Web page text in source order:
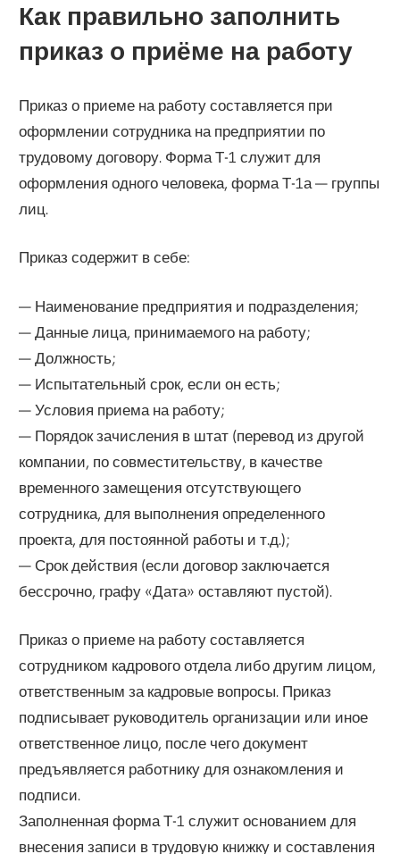
Как правильно заполнить
приказ о приёме на работу
Приказ о приеме на работу составляется при
оформлении сотрудника на предприятии по
трудовому договору. Форма Т-1 служит для
оформления одного человека, форма Т-1а — группы
лиц.
Приказ содержит в себе:
— Наименование предприятия и подразделения;
— Данные лица, принимаемого на работу;
— Должность;
— Испытательный срок, если он есть;
— Условия приема на работу;
— Порядок зачисления в штат (перевод из другой
компании, по совместительству, в качестве
временного замещения отсутствующего
сотрудника, для выполнения определенного
проекта, для постоянной работы и т.д.);
— Срок действия (если договор заключается
бессрочно, графу «Дата» оставляют пустой).
Приказ о приеме на работу составляется
сотрудником кадрового отдела либо другим лицом,
ответственным за кадровые вопросы. Приказ
подписывает руководитель организации или иное
ответственное лицо, после чего документ
предъявляется работнику для ознакомления и
подписи.
Заполненная форма Т-1 служит основанием для
внесения записи в трудовую книжку и составления